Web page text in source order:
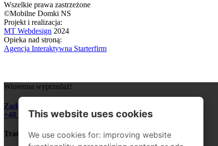
Wszelkie prawa zastrzeżone
©Mobilne Domki NS
Projekt i realizacja:
MT Webdesign 2024
Opieka nad stroną:
Agencja Interaktywna Starterfirm
This website uses cookies
We use cookies for: improving website
Wiosenna wyprzedaż!
Zadzwoń i zapytaj o szczegóły:
+48 510 328 545
Transport domku do 200 km GRATIS!